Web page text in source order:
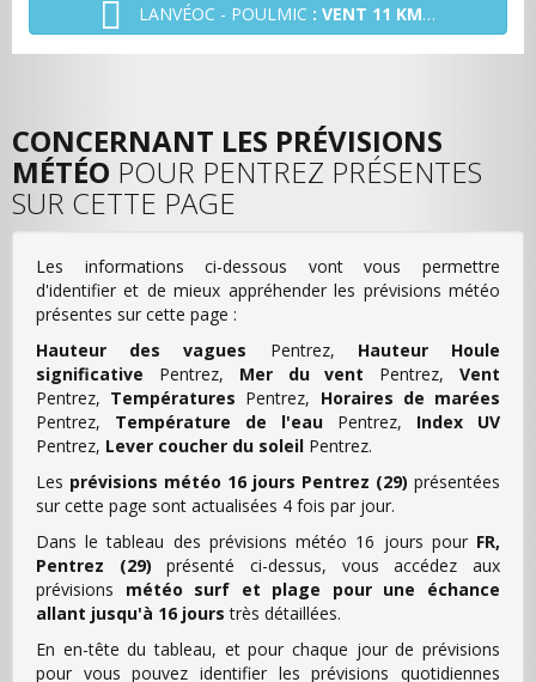
LANVÉOC - POULMIC : VENT 11 KM/H - NO
CONCERNANT LES PRÉVISIONS
MÉTÉO POUR PENTREZ PRÉSENTES
SUR CETTE PAGE
Les informations ci-dessous vont vous permettre
d'identifier et de mieux appréhender les prévisions météo
présentes sur cette page :
Hauteur des vagues Pentrez, Hauteur Houle
significative Pentrez, Mer du vent Pentrez,Vent
Pentrez, Températures Pentrez, Horaires de marées
Pentrez, Température de l'eau Pentrez, Index UV
Pentrez, Lever coucher du soleil Pentrez.
Les prévisions météo 16 jours Pentrez (29) présentées
sur cette page sont actualisées 4 fois par jour.
Dans le tableau des prévisions météo 16 jours pour FR,
Pentrez (29) présenté ci-dessus, vous accédez aux
prévisions météo surf et plage pour une échance
allant jusqu'à 16 jours très détaillées.
En en-tête du tableau, et pour chaque jour de prévisions
pour vous pouvez identifier les prévisions quotidiennes